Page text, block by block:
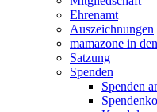
Ehrenamt
Auszeichnungen
mamazone in
Satzung
Spenden
Spenden